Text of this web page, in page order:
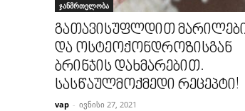
ჯანმრთელობა
გათავისუფლდით
და ოსტეოქონდროზისგან
ბრინჯის დახმარებით.
სასწაულმოქმედი რეცეპტი!
vap - ივნისი 27, 2021